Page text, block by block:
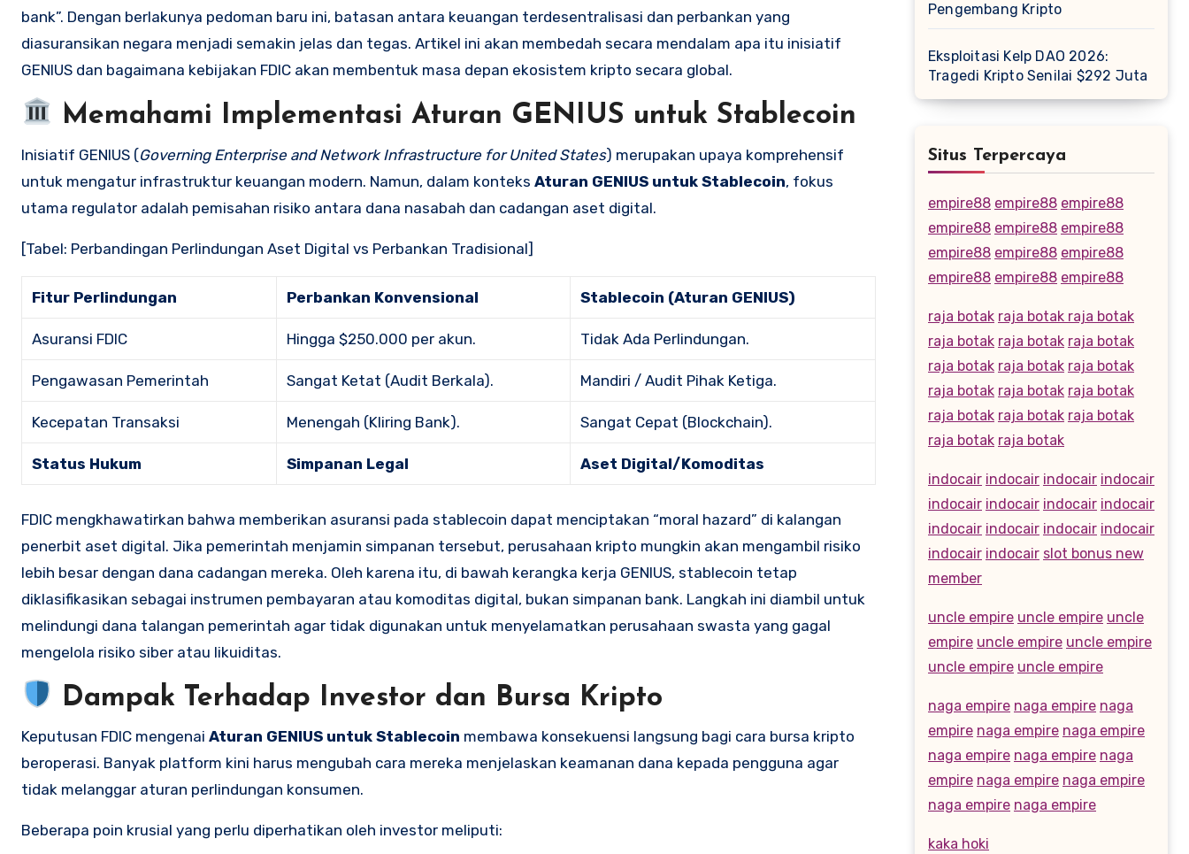
bank”. Dengan berlakunya pedoman baru ini, batasan antara keuangan terdesentralisasi dan perbankan yang
diasuransikan negara menjadi semakin jelas dan tegas. Artikel ini akan membedah secara mendalam apa itu inisiatif
GENIUS dan bagaimana kebijakan FDIC akan membentuk masa depan ekosistem kripto secara global.
Memahami ImplementasiAturan GENIUS untuk Stablecoin
Inisiatif GENIUS (Governing Enterprise and Network Infrastructure for United States) merupakan upaya komprehensif
untuk mengatur infrastruktur keuangan modern. Namun, dalam konteks Aturan GENIUS untuk Stablecoin, fokus
utama regulator adalah pemisahan risiko antara dana nasabah dan cadangan aset digital.
[Tabel: Perbandingan Perlindungan Aset Digital vs Perbankan Tradisional]
Fitur Perlindungan Perbankan Konvensional Stablecoin (Aturan GENIUS)
Asuransi FDIC Hingga $250.000 per akun. Tidak Ada Perlindungan.
Pengawasan Pemerintah Sangat Ketat (Audit Berkala). Mandiri / Audit Pihak Ketiga.
Kecepatan Transaksi Menengah (Kliring Bank). Sangat Cepat (Blockchain).
Status Hukum Simpanan Legal Aset Digital/Komoditas
FDIC mengkhawatirkan bahwa memberikan asuransi pada stablecoin dapat menciptakan “moral hazard” di kalangan
penerbit aset digital. Jika pemerintah menjamin simpanan tersebut, perusahaan kripto mungkin akan mengambil risiko
lebih besar dengan dana cadangan mereka. Oleh karena itu, di bawah kerangka kerja GENIUS, stablecoin tetap
diklasifikasikan sebagai instrumen pembayaran atau komoditas digital, bukan simpanan bank. Langkah ini diambil untuk
melindungi dana talangan pemerintah agar tidak digunakan untuk menyelamatkan perusahaan swasta yang gagal
mengelola risiko siber atau likuiditas.
Dampak Terhadap Investor dan Bursa Kripto
Keputusan FDIC mengenai Aturan GENIUS untuk Stablecoin membawa konsekuensi langsung bagi cara bursa kripto
beroperasi. Banyak platform kini harus mengubah cara mereka menjelaskan keamanan dana kepada pengguna agar
tidak melanggar aturan perlindungan konsumen.
Beberapa poin krusial yang perlu diperhatikan oleh investor meliputi:
Pengembang Kripto
Eksploitasi Kelp DAO 2026:
Tragedi Kripto Senilai $292 Juta
Situs Terpercaya
empire88 empire88 empire88
empire88 empire88 empire88
empire88 empire88 empire88
empire88 empire88 empire88
raja botak raja botak raja botak
raja botak raja botak raja botak
raja botak raja botak raja botak
raja botak raja botak raja botak
raja botak raja botak raja botak
raja botak raja botak
indocair indocair indocair indocair
indocair indocair indocair indocair
indocair indocair indocair indocair
indocair indocair slot bonus new
member
uncle empire uncle empire uncle
empire uncle empire uncle empire
uncle empire uncle empire
naga empire naga empire naga
empire naga empire naga empire
naga empire naga empire naga
empire naga empire naga empire
naga empire naga empire
kaka hoki